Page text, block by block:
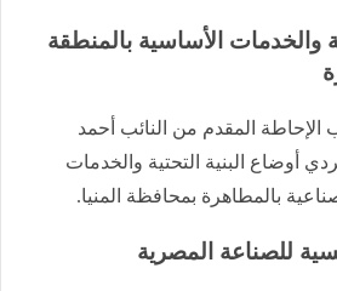
والخدمات الأساسية بالمنطقة
الإحاطة المقدم من النائب أحمد
أوضاع البنية التحتية والخدمات
بالمطاهرة بمحافظة المنيا.
للصناعة المصرية